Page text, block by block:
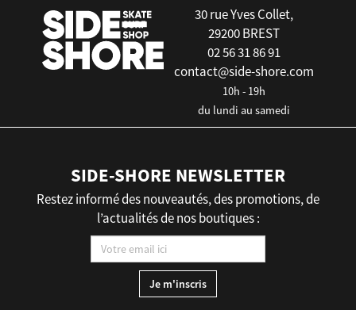
30 rue Yves Collet,
29200 BREST
02 56 31 86 91
contact@side-shore.com
10h - 19h
du lundi au samedi
SIDE-SHORE NEWSLETTER
Restez informé des nouveautés, des promotions, de
l’actualités de nos boutiques :